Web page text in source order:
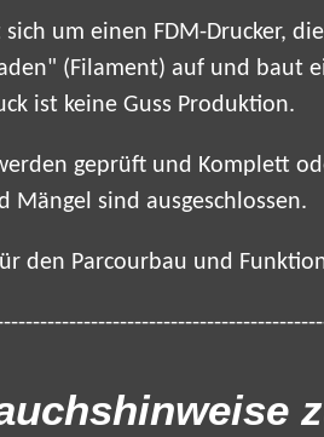
sich um einen FDM-Drucker,
(Filament) auf und baut
ist keine Guss Produktion.
geprüft und Komplett
Mängel sind ausgeschlossen.
den Parcourbau und